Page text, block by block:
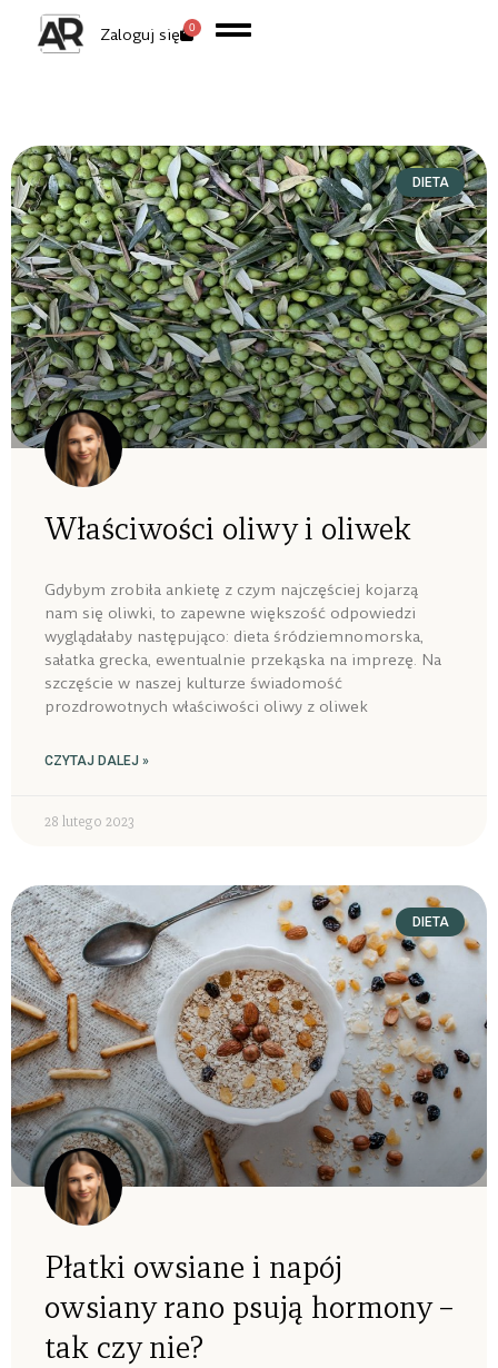
Zaloguj się 0
DIETA
Właściwości oliwy i oliwek
Gdybym zrobiła ankietę z czym najczęściej kojarzą
nam się oliwki, to zapewne większość odpowiedzi
wyglądałaby następująco: dieta śródziemnomorska,
sałatka grecka, ewentualnie przekąska na imprezę. Na
szczęście w naszej kulturze świadomość
prozdrowotnych właściwości oliwy z oliwek
CZYTAJ DALEJ »
28 lutego 2023
DIETA
Płatki owsiane i napój
owsiany rano psują hormony –
tak czy nie?